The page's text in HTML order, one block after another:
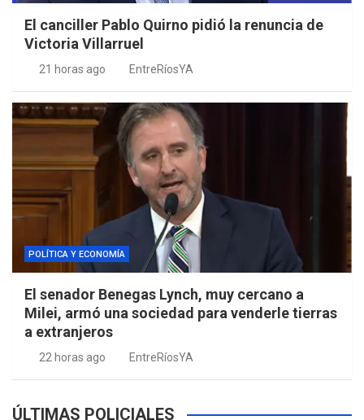
El canciller Pablo Quirno pidió la renuncia de
Victoria Villarruel
21 horas ago EntreRíosYA
POLÍTICA Y ECONOMÍA
El senador Benegas Lynch, muy cercano a
Milei, armó una sociedad para venderle tierras
a extranjeros
22 horas ago EntreRíosYA
ÚLTIMAS POLICIALES